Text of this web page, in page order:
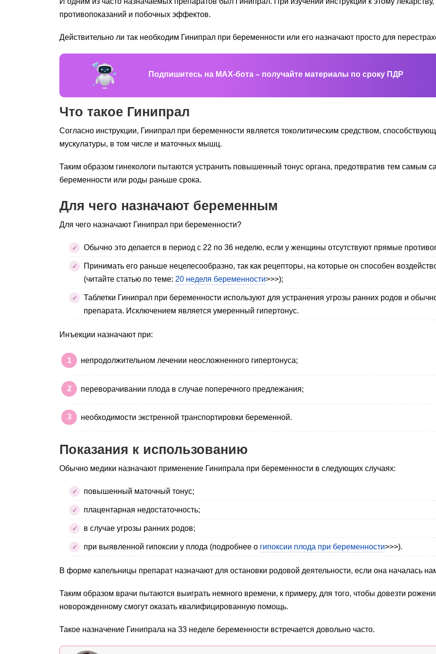
противопоказаний и побочных эффектов.
Действительно ли так необходим Гинипрал при беременности или его назначают просто для
Подпишитесь на MAX-бота – получайте материалы по сроку ПДР
Что такое Гинипрал
Согласно инструкции, Гинипрал при беременности является токолитическим средством,
мускулатуры, в том числе и маточных мышц.
Таким образом гинекологи пытаются устранить повышенный тонус органа, предотвратив тем самым
беременности или роды раньше срока.
Для чего назначают беременным
Для чего назначают Гинипрал при беременности?
Обычно это делается в период с 22 по 36 неделю, если у женщины отсутствуют прямые
Принимать его раньше нецелесообразно, так как рецепторы, на которые он способен
(читайте статью по теме: 20 неделя беременности>>>);
Таблетки Гинипрал при беременности используют для устранения угрозы ранних родов и
препарата. Исключением является умеренный гипертонус.
Инъекции назначают при:
непродолжительном лечении неосложненного гипертонуса;
переворачивании плода в случае поперечного предлежания;
необходимости экстренной транспортировки беременной.
Показания к использованию
Обычно медики назначают применение Гинипрала при беременности в следующих случаях:
повышенный маточный тонус;
плацентарная недостаточность;
в случае угрозы ранних родов;
при выявленной гипоксии у плода (подробнее о гипоксии плода при беременности>>>).
В форме капельницы препарат назначают для остановки родовой деятельности, если она началась
Таким образом врачи пытаются выиграть немного времени, к примеру, для того, чтобы довезти
новорожденному смогут оказать квалифицированную помощь.
Такое назначение Гинипрала на 33 неделе беременности встречается довольно часто.